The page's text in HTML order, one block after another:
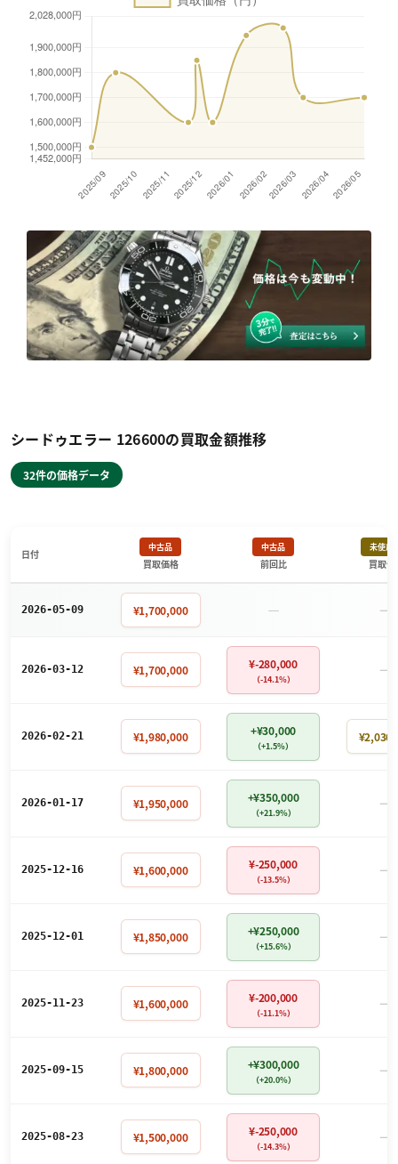
シードゥエラー 126600の買取金額推移
32件の価格データ
日付
中古品
買取価格
中古品
前回比
未使用
買取価
2026-05-09 ¥1,700,000 － －
2026-03-12 ¥1,700,000 ¥-280,000
（-14.1%） －
2026-02-21 ¥1,980,000 +¥30,000
（+1.5%）
2026-01-17 ¥1,950,000 +¥350,000
（+21.9%） －
2025-12-16 ¥1,600,000 ¥-250,000
（-13.5%） －
2025-12-01 ¥1,850,000 +¥250,000
（+15.6%） －
2025-11-23 ¥1,600,000 ¥-200,000
（-11.1%） －
2025-09-15 ¥1,800,000 +¥300,000
（+20.0%） －
2025-08-23 ¥1,500,000 ¥-250,000
（-14.3%） －